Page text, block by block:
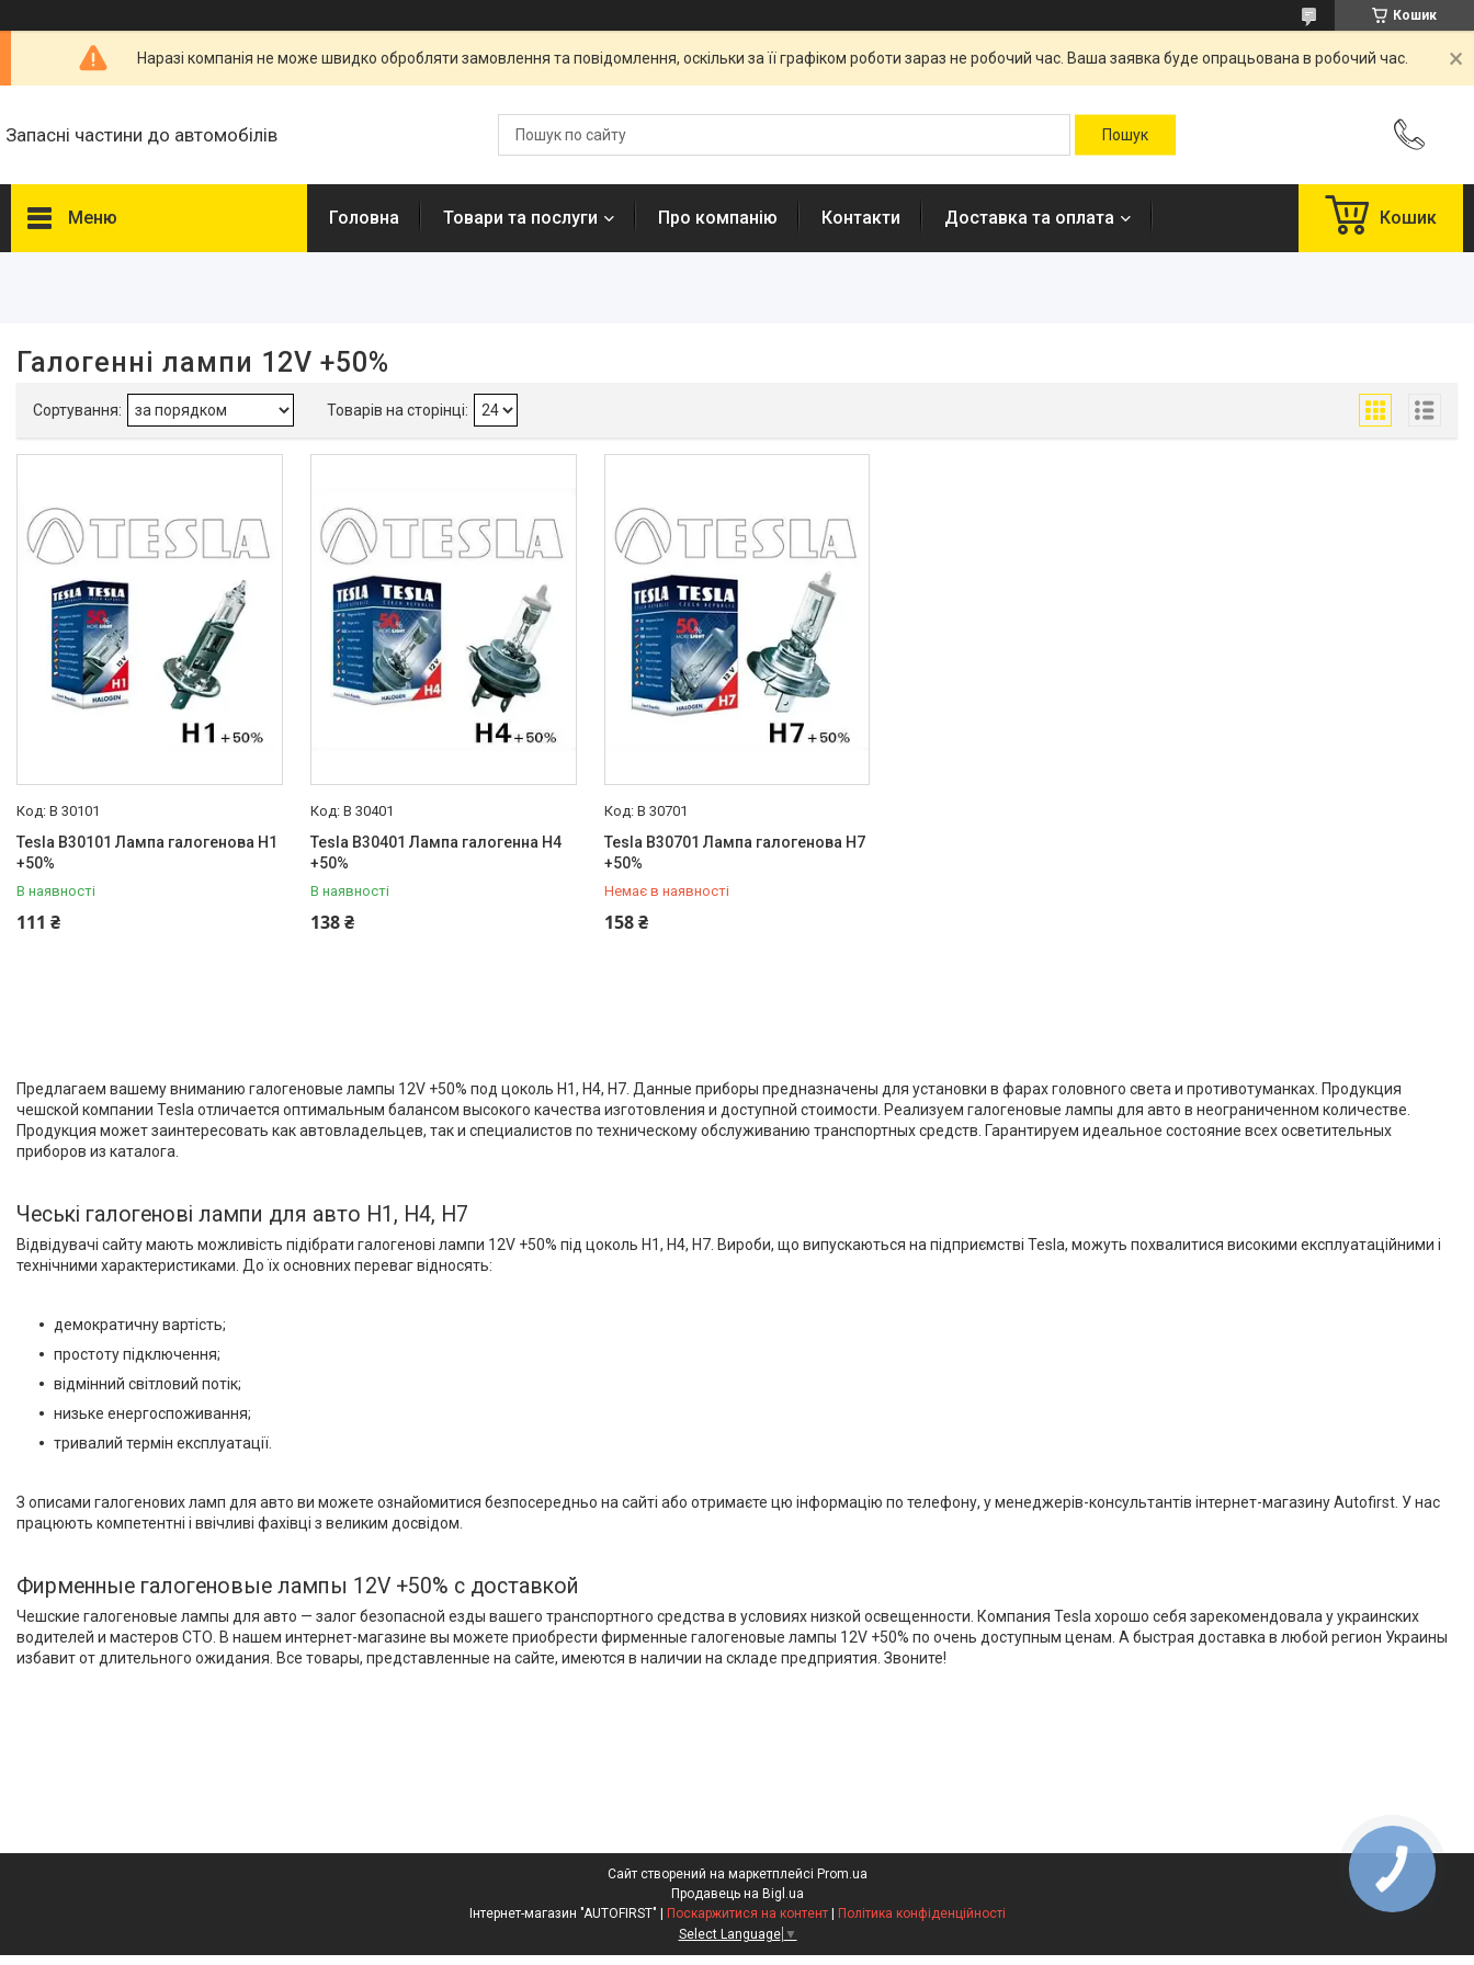
Кошик
Наразі компанія не може швидко обробляти замовлення та повідомлення, оскільки за її графіком роботи зараз не робочий час. Ваша заявка буде опрацьована в робочий час.
Запасні частини до автомобілів
Меню
В наявності 2
Напруга живлення
Виробник
Tesla
Товари та послуги
Daewoo,Chevrolet
Високовольтні дроти
Гальмівна трубка WP
розжарювання
Авто аксесуари, Інструмент,
Насоси, Домкрати
Щітки склоочисника
Деталі підвіски і рульового
управління
Акумулятори
кондиціонера та насоса ГУР
Запчастини для іномарок
BCGUMA
Брелок для ключів
Про компанію
Новини
Відгуки
Головна Товари та послуги Про компанію Контакти Доставка та оплата Кошик
Галогенні лампи 12V +50%
B 30101
Tesla B30101 Лампа галогенова H1
+50%
В наявності
111 ₴
B 30401
Tesla B30401 Лампа галогенна H4
+50%
В наявності
138 ₴
B 30701
Tesla B30701 Лампа галогенова H7
+50%
Немає в наявності
158 ₴
+380 (95) 487-34-43
Предлагаем вашему вниманию галогеновые лампы 12V +50% под цоколь Н1, Н4, Н7. Данные приборы предназначены для установки в фарах головного света и противотуманках. Продукция
чешской компании Tesla отличается оптимальным балансом высокого качества изготовления и доступной стоимости. Реализуем галогеновые лампы для авто в неограниченном количестве.
Продукция может заинтересовать как автовладельцев, так и специалистов по техническому обслуживанию транспортных средств. Гарантируем идеальное состояние всех осветительных
приборов из каталога.
Чеські галогенові лампи для авто Н1, Н4, Н7
Відвідувачі сайту мають можливість підібрати галогенові лампи 12V +50% під цоколь Н1, Н4, Н7. Вироби, що випускаються на підприємстві Tesla, можуть похвалитися високими експлуатаційними і
технічними характеристиками. До їх основних переваг відносять:
демократичну вартість;
простоту підключення;
відмінний світловий потік;
низьке енергоспоживання;
тривалий термін експлуатації.
З описами галогенових ламп для авто ви можете ознайомитися безпосередньо на сайті або отримаєте цю інформацію по телефону, у менеджерів-консультантів інтернет-магазину Autofirst. У нас
працюють компетентні і ввічливі фахівці з великим досвідом.
Фирменные галогеновые лампы 12V +50% с доставкой
Чешские галогеновые лампы для авто — залог безопасной езды вашего транспортного средства в условиях низкой освещенности. Компания Tesla хорошо себя зарекомендовала у украинских
водителей и мастеров СТО. В нашем интернет-магазине вы можете приобрести фирменные галогеновые лампы 12V +50% по очень доступным ценам. А быстрая доставка в любой регион Украины
избавит от длительного ожидания. Все товары, представленные на сайте, имеются в наличии на складе предприятия. Звоните!
Сайт створений на маркетплейсі Prom.ua
Продавець на Bigl.ua
Інтернет-магазин "AUTOFIRST" | Поскаржитися на контент | Політика конфіденційності
Select Language ▼